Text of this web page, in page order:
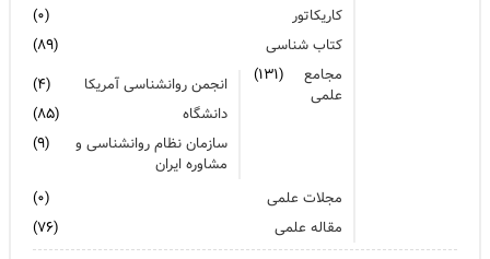
کاریکاتور
(۰)
کتاب شناسی
(۸۹)
مجامع
علمی
(۱۳۱) انجمن روانشناسی آمریکا
(۴)
دانشگاه
(۸۵)
سازمان نظام روانشناسی و
مشاوره ایران
(۹)
مجلات علمی
(۰)
مقاله علمی
(۷۶)